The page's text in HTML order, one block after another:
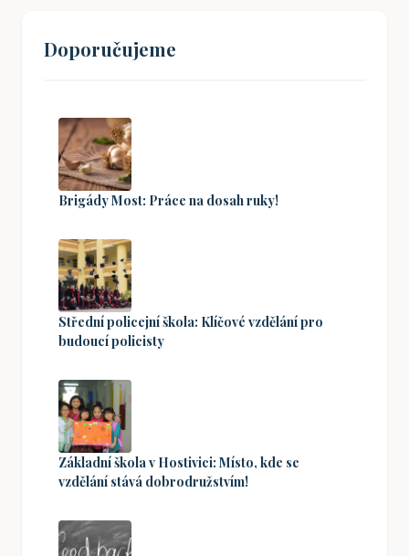
Doporučujeme
Brigády Most: Práce na dosah ruky!
Střední policejní škola: Klíčové vzdělání pro
budoucí policisty
Základní škola v Hostivici: Místo, kde se
vzdělání stává dobrodružstvím!